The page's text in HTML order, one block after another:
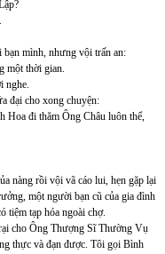
mình, nhưng vội trấn an:
một thời gian.
nghe.
đại cho xong chuyện:
Hoa đi thăm Ông Châu luôn thể,
nàng rồi vội vã cáo lui, hẹn gặp lại
một người bạn cũ của gia đình
tiệm tạp hóa ngoài chợ.
cho Ông Thượng Sĩ Thường Vụ
thực và đạn được. Tôi gọi Bình